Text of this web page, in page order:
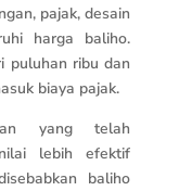
pajak, desain
harga baliho.
puluhan ribu dan
biaya pajak.
yang telah
lebih efektif
baliho